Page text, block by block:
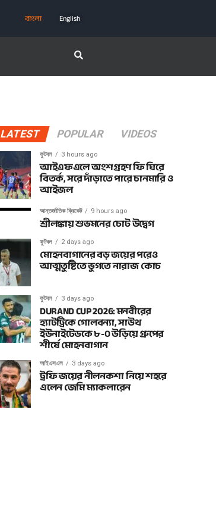
বাংলা English
LATEST POPULAR VIDEOS
ফুটবল 3 hours ago
আইএফএলে অংশগ্রহণ ফি ঘিরে
বিতর্ক, সরে দাঁড়াতে পারে চানমারি ও
আইজল
আন্তর্জাতিক ক্রিকেট 9 hours ago
শ্রীলঙ্কায় শুভমনের চোট উদ্বেগ
ফুটবল 2 days ago
মোহনবাগানের বড় জয়ের পরেও
আত্মতুষ্টিতে ভুগতে নারাজ কোচ
ফুটবল 3 days ago
DURAND CUP 2026: মনবীরের
হ্যাটট্রিকে গোলবন্যা, সাউথ
ইউনাইটেডকে ৮-০ উড়িয়ে গ্রুপের
শীর্ষে মোহনবাগান
আইএসএল 3 days ago
ট্রফি জয়ের নীলনকশা নিয়ে শহরে
এলেন জেমি ম্যাকলারেন